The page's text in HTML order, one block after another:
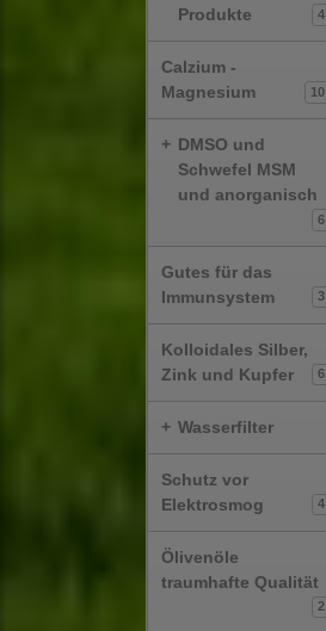
Produkte
4
Calzium -
Magnesium
10
+ DMSO und
Schwefel MSM
und anorganisch
6
Gutes für das
Immunsystem
3
Kolloidales Silber,
Zink und Kupfer
6
+ Wasserfilter
Schutz vor
Elektrosmog
4
Ölivenöle
traumhafte Qualität
2